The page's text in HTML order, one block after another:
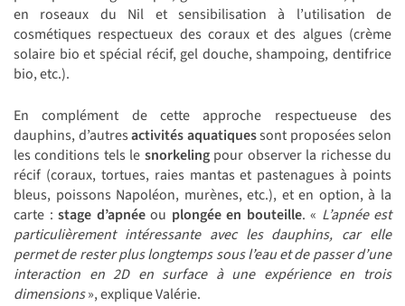
en roseaux du Nil et sensibilisation à l’utilisation de
cosmétiques respectueux des coraux et des algues (crème
solaire bio et spécial récif, gel douche, shampoing, dentifrice
bio, etc.).
En complément de cette approche respectueuse des
dauphins, d’autresactivités aquatiquessont proposées selon
les conditions tels le snorkelingpour observer la richesse du
récif (coraux, tortues, raies mantas et pastenagues à points
bleus, poissons Napoléon, murènes, etc.), et en option, à la
carte : stage d’apnéeou plongée en bouteille. « L’apnée est
particulièrement intéressante avec les dauphins, car elle
permet de rester plus longtemps sous l’eau et de passer d’une
interaction en 2D en surface à une expérience en trois
dimensions», explique Valérie.